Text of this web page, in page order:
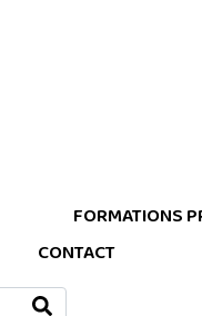
FORMATIONS
CONTACT